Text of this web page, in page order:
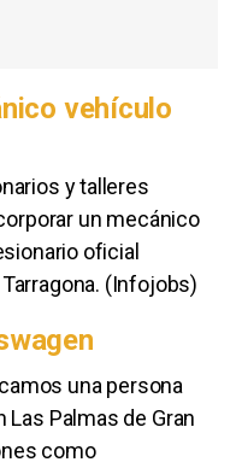
vehículo
y talleres
un mecánico
oficial
(Infojobs)
una persona
Palmas de Gran
como